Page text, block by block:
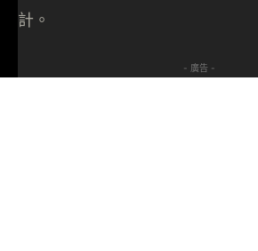
計。
- 廣告 -